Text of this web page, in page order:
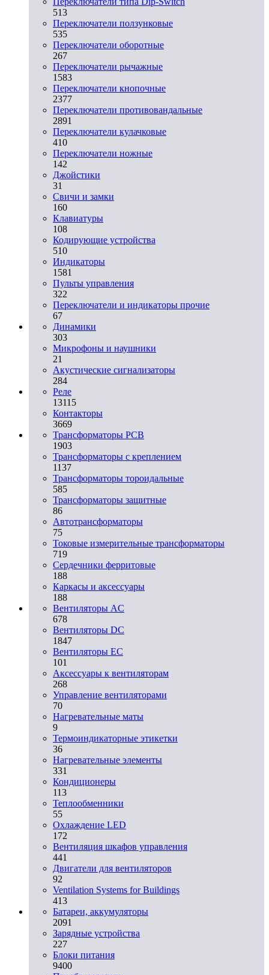
513
Переключатели ползунковые
535
Переключатели оборотные
267
Переключатели рычажные
1583
Переключатели кнопочные
2377
Переключатели противовандальные
2891
Переключатели кулачковые
410
Переключатели ножные
142
Джойстики
31
Свичи и замки
160
Клавиатуры
108
Кодирующие устройства
510
Индикаторы
1581
Пульты управления
322
Переключатели и индикаторы прочие
67
Динамики
303
Микрофоны и наушники
21
Акустические сигнализаторы
284
Реле
13115
Контакторы
3669
Трансформаторы PCB
1903
Трансформаторы с креплением
1137
Трансформаторы тороидальные
585
Трансформаторы защитные
86
Автотрансформаторы
75
Токовые измерительные трансформаторы
719
Сердечники ферритовые
188
Каркасы и аксессуары
188
Вентиляторы AC
678
Вентиляторы DC
1847
Вентиляторы EC
101
Аксессуары к вентиляторам
268
Управление вентиляторами
70
Нагревательные маты
9
Термоиндикаторные этикетки
36
Нагревательные элементы
331
Кондиционеры
113
Теплообменники
55
Охлаждение LED
172
Вентиляция шкафов управления
441
Двигатели для вентиляторов
92
Ventilation Systems for Buildings
413
Батареи, аккумуляторы
2091
Зарядные устройства
227
Блоки питания
9400